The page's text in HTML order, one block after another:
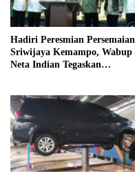
Hadiri Peresmian Persemaian
Sriwijaya Kemampo, Wabup
Neta Indian Tegaskan